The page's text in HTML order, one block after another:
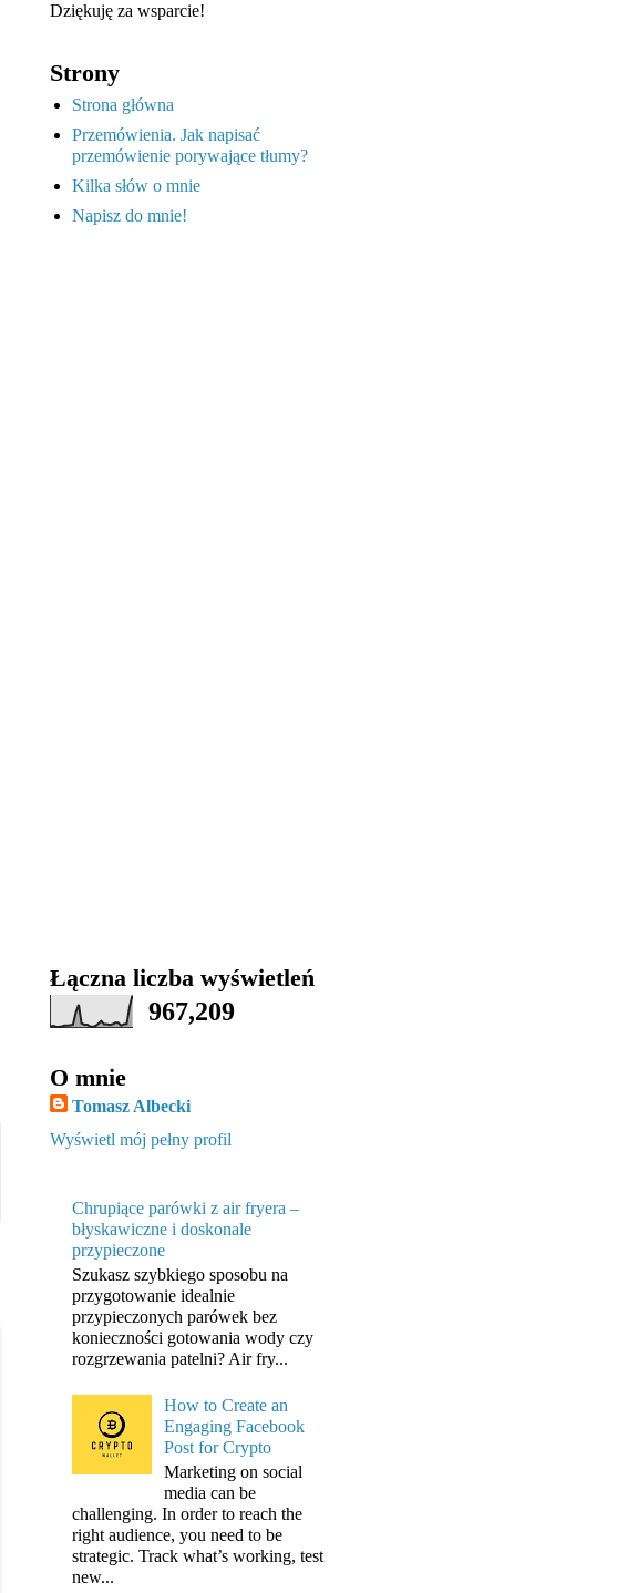
Dziękuję za wsparcie!
Strony
Strona główna
Przemówienia. Jak napisać
przemówienie porywające tłumy?
Kilka słów o mnie
Napisz do mnie!
Łączna liczba wyświetleń
967,209
O mnie
Tomasz Albecki
Wyświetl mój pełny profil
Chrupiące parówki z air fryera –
błyskawiczne i doskonale
przypieczone
Szukasz szybkiego sposobu na
przygotowanie idealnie
przypieczonych parówek bez
konieczności gotowania wody czy
rozgrzewania patelni? Air fry...
How to Create an
Engaging Facebook
Post for Crypto
Marketing on social
media can be
challenging. In order to reach the
right audience, you need to be
strategic. Track what’s working, test
new...